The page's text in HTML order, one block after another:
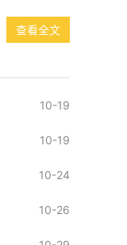
查看全文
10-19
10-19
10-24
10-26